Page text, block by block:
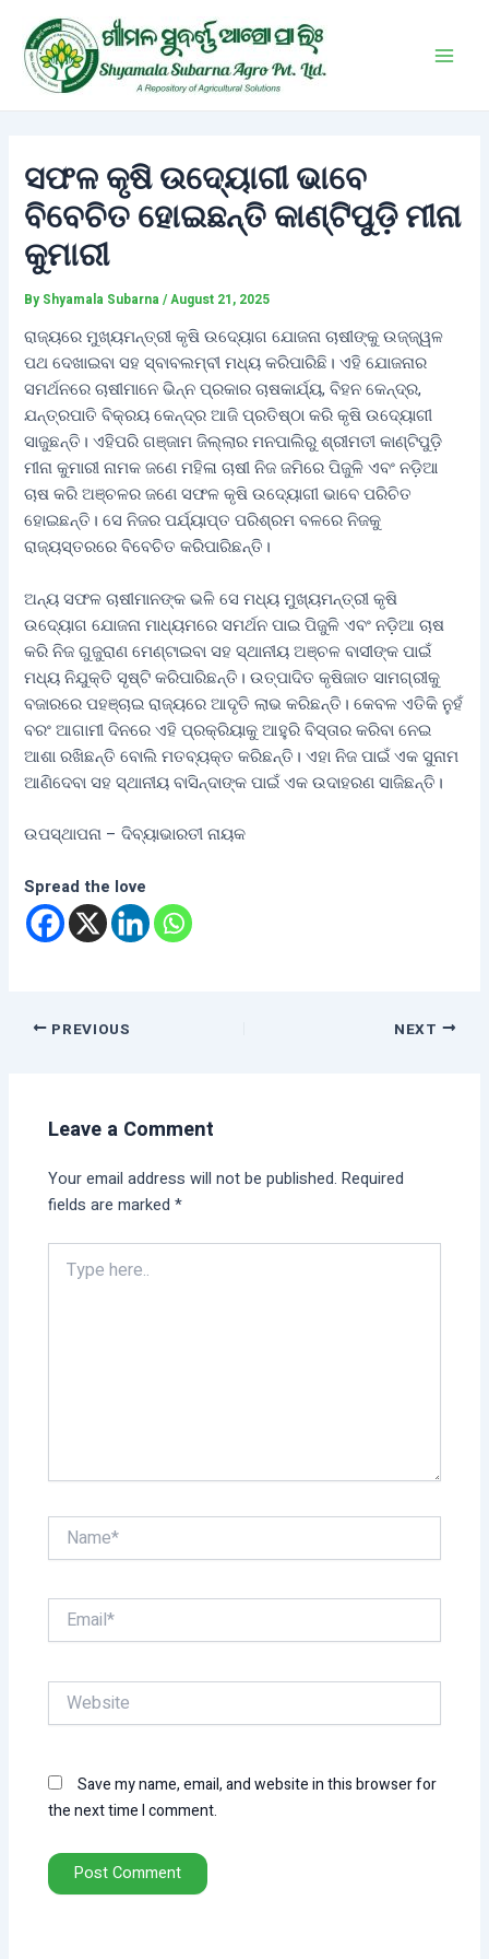
content
ସଫଳ କୃଷି ଉଦ୍ୟୋଗୀ ଭାବେ
ବିବେଚିତ ହୋଇଛନ୍ତି କାଣ୍ଟିପୁଡ଼ି ମୀନା
କୁମାରୀ
By Shyamala Subarna/August 21, 2025
ରାଜ୍ୟରେ ମୁଖ୍ୟମନ୍ତ୍ରୀ କୃଷି ଉଦ୍ୟୋଗ ଯୋଜନା ଚାଷୀଙ୍କୁ ଉଜ୍ଜ୍ୱଳ
ପଥ ଦେଖାଇବା ସହ ସ୍ବାବଲମ୍ବୀ ମଧ୍ୟ କରିପାରିଛି। ଏହି ଯୋଜନାର
ସମର୍ଥନରେ ଚାଷୀମାନେ ଭିନ୍ନ ପ୍ରକାର ଚାଷକାର୍ଯ୍ୟ, ବିହନ କେନ୍ଦ୍ର,
ଯନ୍ତ୍ରପାତି ବିକ୍ରୟ କେନ୍ଦ୍ର ଆଜି ପ୍ରତିଷ୍ଠା କରି କୃଷି ଉଦ୍ୟୋଗୀ
ସାଜୁଛନ୍ତି। ଏହିପରି ଗଞ୍ଜାମ ଜିଲ୍ଲାର ମନପାଲିରୁ ଶ୍ରୀମତୀ କାଣ୍ଟିପୁଡ଼ି
ମୀନା କୁମାରୀ ନାମକ ଜଣେ ମହିଳା ଚାଷୀ ନିଜ ଜମିରେ ପିଜୁଳି ଏବଂ ନଡ଼ିଆ
ଚାଷ କରି ଅଞ୍ଚଳର ଜଣେ ସଫଳ କୃଷି ଉଦ୍ୟୋଗୀ ଭାବେ ପରିଚିତ
ହୋଇଛନ୍ତି। ସେ ନିଜର ପର୍ଯ୍ୟାପ୍ତ ପରିଶ୍ରମ ବଳରେ ନିଜକୁ
ରାଜ୍ୟସ୍ତରରେ ବିବେଚିତ କରିପାରିଛନ୍ତି।
ଅନ୍ୟ ସଫଳ ଚାଷୀମାନଙ୍କ ଭଳି ସେ ମଧ୍ୟ ମୁଖ୍ୟମନ୍ତ୍ରୀ କୃଷି
ଉଦ୍ୟୋଗ ଯୋଜନା ମାଧ୍ୟମରେ ସମର୍ଥନ ପାଇ ପିଜୁଳି ଏବଂ ନଡ଼ିଆ ଚାଷ
କରି ନିଜ ଗୁଜୁରାଣ ମେଣ୍ଟାଇବା ସହ ସ୍ଥାନୀୟ ଅଞ୍ଚଳ ବାସୀଙ୍କ ପାଇଁ
ମଧ୍ୟ ନିଯୁକ୍ତି ସୃଷ୍ଟି କରିପାରିଛନ୍ତି। ଉତ୍ପାଦିତ କୃଷିଜାତ ସାମଗ୍ରୀକୁ
ବଜାରରେ ପହଞ୍ଚାଇ ରାଜ୍ୟରେ ଆଦୃତି ଲାଭ କରିଛନ୍ତି। କେବଳ ଏତିକି ନୁହଁ
ବରଂ ଆଗାମୀ ଦିନରେ ଏହି ପ୍ରକ୍ରିୟାକୁ ଆହୁରି ବିସ୍ତାର କରିବା ନେଇ
ଆଶା ରଖିଛନ୍ତି ବୋଲି ମତବ୍ୟକ୍ତ କରିଛନ୍ତି। ଏହା ନିଜ ପାଇଁ ଏକ ସୁନାମ
ଆଣିଦେବା ସହ ସ୍ଥାନୀୟ ବାସିନ୍ଦାଙ୍କ ପାଇଁ ଏକ ଉଦାହରଣ ସାଜିଛନ୍ତି।
ଉପସ୍ଥାପନା – ଦିବ୍ୟାଭାରତୀ ନାୟକ
Spread the love
navigation
PREVIOUS NEXT
Leave a Comment
Your email address will not be published. Required
fields are marked*
here..
Name*
Email*
Website
Save my name, email, and website in this browser for
the next time I comment.